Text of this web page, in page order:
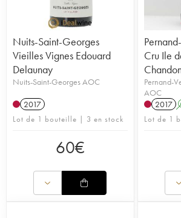
Nuits-Saint-Georges
Vieilles Vignes Edouard
Delaunay
Nuits-Saint-Georges AOC
2017
Lot de 1 bouteille | 3 en stock
60€
Cru Ile
Pernand-
AOC
2017
Lot de 1